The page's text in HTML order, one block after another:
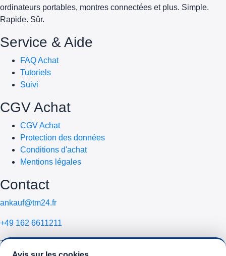
ordinateurs portables, montres connectées et plus. Simple.
Rapide. Sûr.
Service & Aide
FAQ Achat
Tutoriels
Suivi
CGV Achat
CGV Achat
Protection des données
Conditions d'achat
Mentions légales
Contact
ankauf@tm24.fr
+49 162 6611211
Telemobile24 GmbH